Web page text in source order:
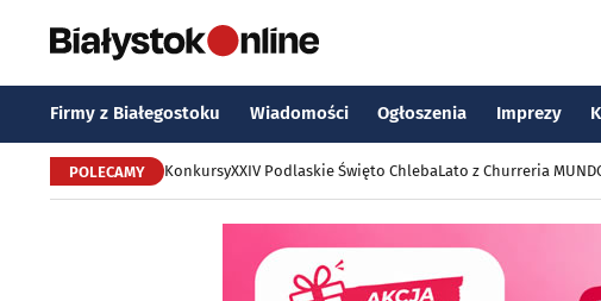
Firmy z Białegostoku Wiadomości Ogłoszenia Imprezy
POLECAMY KonkursyXXIV Podlaskie Święto ChlebaLato z Churreria